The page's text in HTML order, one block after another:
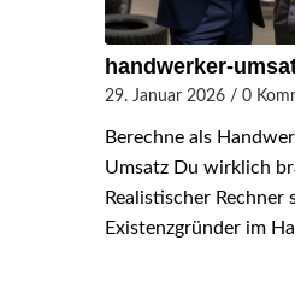
handwerker-
29. Januar 2026 / 0
Berechne als
Umsatz Du wirklich
Realistischer Rechner
Existenzgründer im